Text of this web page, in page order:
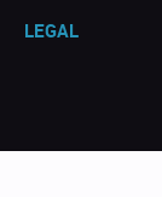
LEGAL